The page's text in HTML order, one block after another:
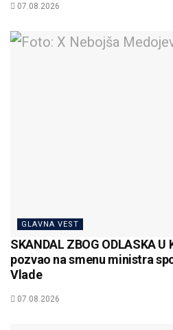
07.08.2026
GLAVNA VEST
SKANDAL ZBOG ODLASKA
pozvao na smenu ministra
Vlade
07.08.2026